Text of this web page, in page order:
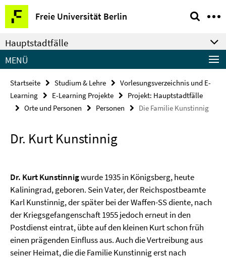
Springe
direkt
zu
Inhalt
Freie Universität Berlin
Service-
Navigation
Hauptstadtfälle
MENÜ
Startseite Studium & Lehre
Vorlesungsverzeichnis und E-
Learning
E-Learning Projekte
Projekt: Hauptstadtfälle
Orte und Personen
Personen Die Familie Kunstinnig
Dr. Kurt Kunstinnig
Dr. Kurt Kunstinnigwurde 1935 in Königsberg, heute
Kaliningrad, geboren. Sein Vater, der Reichspostbeamte
Karl Kunstinnig, der später bei der Waffen-SS diente, nach
der Kriegsgefangenschaft 1955 jedoch erneut in den
Postdienst eintrat, übte auf den kleinen Kurt schon früh
einen prägenden Einfluss aus. Auch die Vertreibung aus
seiner Heimat, die die FamilieKunstinnigerst nach